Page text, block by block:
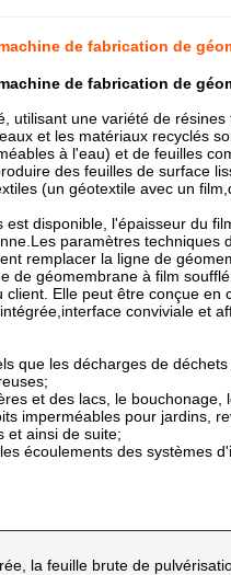
de fabrication de
de fabrication de
une variété de résines
et les matériaux recyclés
à l'eau) et de feuilles
des feuilles de surface
(un géotextile avec un
disponible, l'épaisseur du
paramètres
remplacer la ligne de
de géomembrane à film soufflé.
Elle peut être conçue
conviviale et
que les décharges de
et des lacs, le
imperméables pour jardins,
et ainsi de suite;
écoulements des systèmes
la feuille brute de